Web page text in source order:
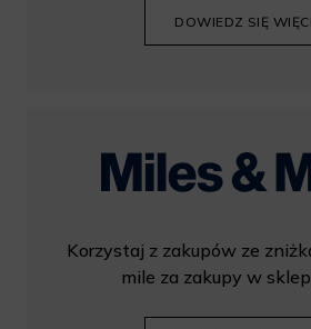
DOWIEDZ SIĘ
Korzystaj z zakupów ze
mile za zakupy w